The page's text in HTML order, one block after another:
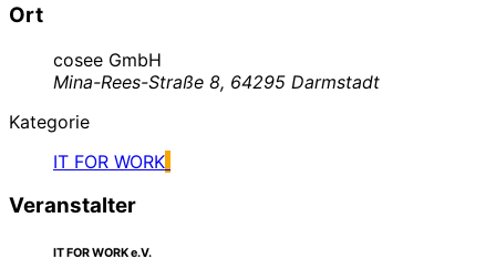
Ort
cosee GmbH
Mina-Rees-Straße 8, 64295 Darmstadt
Kategorie
IT FOR WORK
Veranstalter
IT FOR WORK e.V.